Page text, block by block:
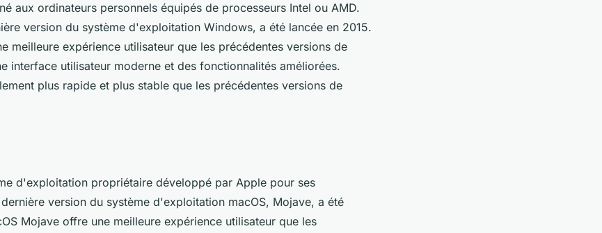
aux ordinateurs personnels équipés de processeurs Intel ou AMD.
version du système d'exploitation Windows, a été lancée en 2015.
meilleure expérience utilisateur que les précédentes versions de
interface utilisateur moderne et des fonctionnalités améliorées.
plus rapide et plus stable que les précédentes versions de
d'exploitation propriétaire développé par Apple pour ses
version du système d'exploitation macOS, Mojave, a été
Mojave offre une meilleure expérience utilisateur que les